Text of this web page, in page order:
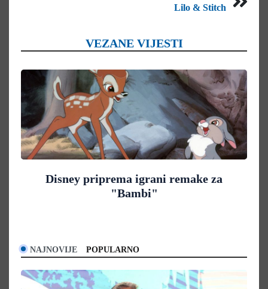
Lilo & Stitch
VEZANE VIJESTI
Disney priprema igrani remake za
"Bambi"
NAJNOVIJE POPULARNO